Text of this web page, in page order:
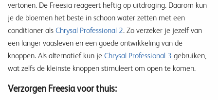
vertonen. De Freesia reageert heftig op uitdroging. Daarom kun
je de bloemen het beste in schoon water zetten met een
conditioner als Chrysal Professional 2. Zo verzeker je jezelf van
een langer vaasleven en een goede ontwikkeling van de
knoppen. Als alternatief kun je Chrysal Professional 3 gebruiken,
wat zelfs de kleinste knoppen stimuleert om open te komen.
Verzorgen Freesia voor thuis: